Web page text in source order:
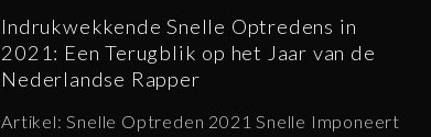
Indrukwekkende Snelle Optredens in
2021: Een Terugblik op het Jaar van de
Nederlandse Rapper
Artikel: Snelle Optreden 2021 Snelle Imponeert